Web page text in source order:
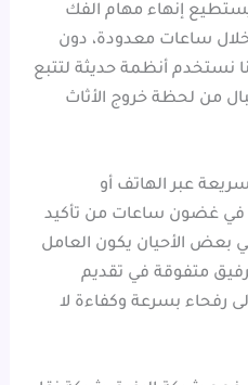
إنهاء مهام الفك
خلال ساعات معدودة، دون
نستخدم أنظمة حديثة لتتبع
من لحظة خروج الأثاث
عبر الهاتف أو
في غضون ساعات من تأكيد
بعض الأحيان يكون العامل
متفوقة في تقديم
رفحاء بسرعة وكفاءة لا